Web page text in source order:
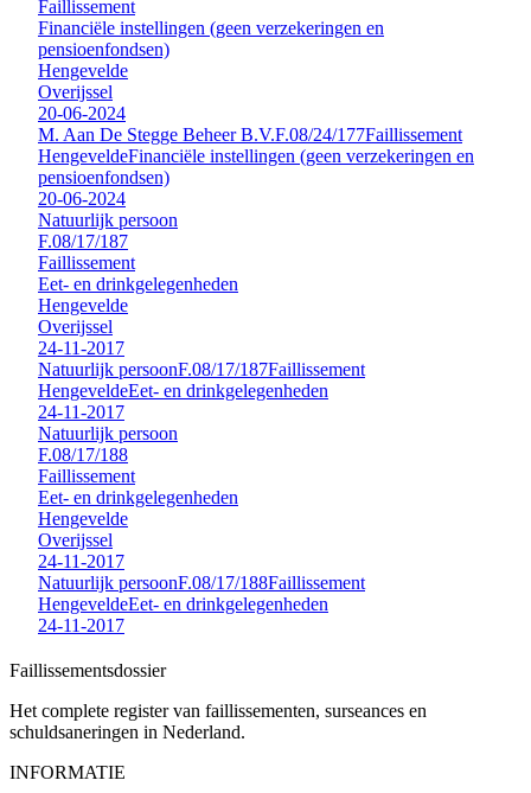
Faillissement
Financiële instellingen (geen verzekeringen en
pensioenfondsen)
Hengevelde
Overijssel
20-06-2024
M. Aan De Stegge Beheer B.V.F.08/24/177Faillissement
HengeveldeFinanciële instellingen (geen verzekeringen en
pensioenfondsen)
20-06-2024
Natuurlijk persoon
F.08/17/187
Faillissement
Eet- en drinkgelegenheden
Hengevelde
Overijssel
24-11-2017
Natuurlijk persoonF.08/17/187Faillissement
HengeveldeEet- en drinkgelegenheden
24-11-2017
Natuurlijk persoon
F.08/17/188
Faillissement
Eet- en drinkgelegenheden
Hengevelde
Overijssel
24-11-2017
Natuurlijk persoonF.08/17/188Faillissement
HengeveldeEet- en drinkgelegenheden
24-11-2017
Faillissementsdossier
Het complete register van faillissementen, surseances en
schuldsaneringen in Nederland.
INFORMATIE